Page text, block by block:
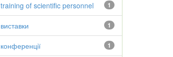
1
training of scientific personnel
1
виставки
1
конференції